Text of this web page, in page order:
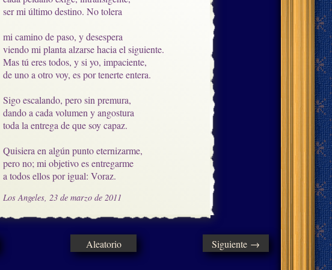
ser mi último destino. No tolera
mi camino de paso, y desespera
viendo mi planta alzarse hacia el siguiente.
Mas tú eres todos, y si yo, impaciente,
de uno a otro voy, es por tenerte entera.
Sigo escalando, pero sin premura,
dando a cada volumen y angostura
toda la entrega de que soy capaz.
Quisiera en algún punto eternizarme,
pero no; mi objetivo es entregarme
a todos ellos por igual: Voraz.
Los Angeles, 23 de marzo de 2011
Aleatorio Siguiente →